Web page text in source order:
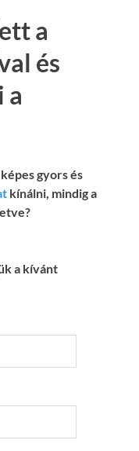
a
és
a
gyors és
kínálni, mindig a
a kívánt